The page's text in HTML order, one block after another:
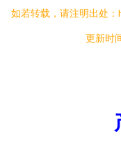
如若转载，请注明出处
更新时